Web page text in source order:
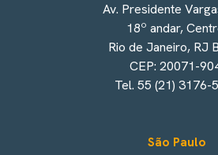
Av. Presidente
18º andar,
Rio de Janeiro, RJ
CEP: 20071-
Tel. 55 (21) 3176-
São Paulo